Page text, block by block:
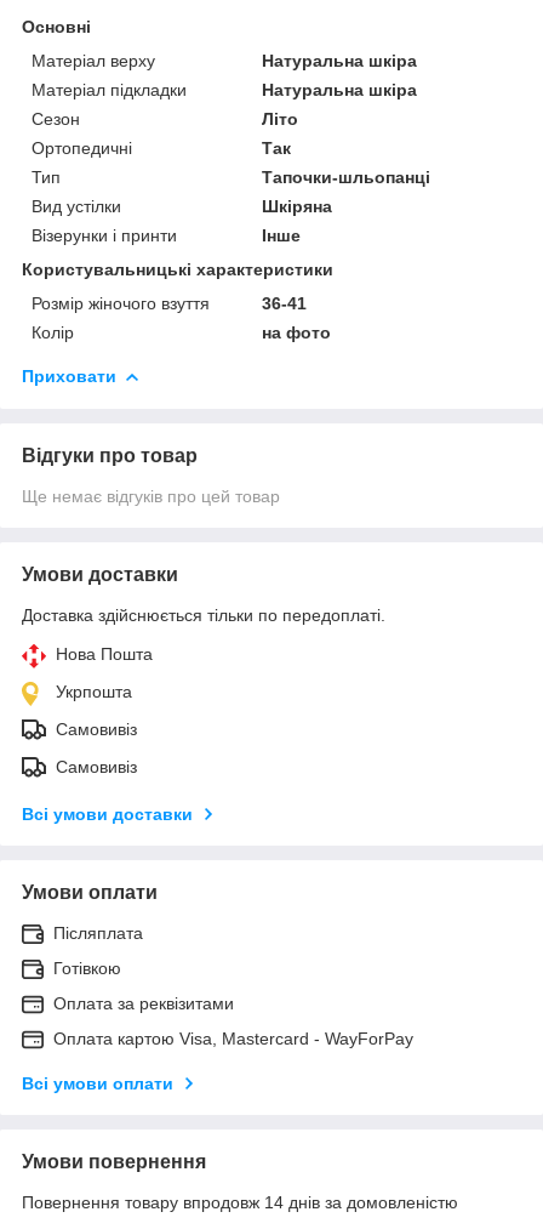
Основні
Матеріал верху
Натуральна шкіра
Матеріал підкладки
Натуральна шкіра
Сезон
Літо
Ортопедичні
Так
Тип
Тапочки-шльопанці
Вид устілки
Шкіряна
Візерунки і принти
Інше
Користувальницькі характеристики
Розмір жіночого взуття
36-41
Колір
на фото
Приховати
Відгуки про товар
Ще немає відгуків про цей товар
Умови доставки
Доставка здійснюється тільки по передоплаті.
Нова Пошта
Укрпошта
Самовивіз
Самовивіз
Всі умови доставки
Умови оплати
Післяплата
Готівкою
Оплата за реквізитами
Оплата картою Visa, Mastercard - WayForPay
Всі умови оплати
Умови повернення
Повернення товару впродовж 14 днів за домовленістю